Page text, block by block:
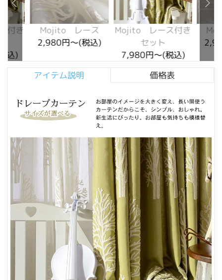
付き
込)
Mojito レース
2,980円～(税込)
Mojito レース付き
セット
7,980円～(税込)
アイテム説明 価格表